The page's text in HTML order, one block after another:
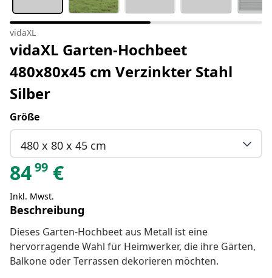
vidaXL
vidaXL Garten-Hochbeet
480x80x45 cm Verzinkter Stahl
Silber
Größe
480 x 80 x 45 cm
8499 €
Inkl. Mwst.
Beschreibung
Dieses Garten-Hochbeet aus Metall ist eine
hervorragende Wahl für Heimwerker, die ihre Gärten,
Balkone oder Terrassen dekorieren möchten.